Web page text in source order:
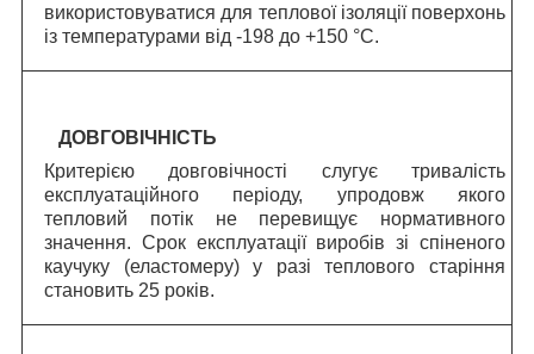
використовуватися для теплової ізоляції поверхонь
із температурами від -198 до +150 °C.
ДОВГОВІЧНІСТЬ
Критерією довговічності слугує тривалість
експлуатаційного періоду, упродовж якого
тепловий потік не перевищує нормативного
значення. Cрок експлуатації виробів зі спіненого
каучуку (еластомеру) у разі теплового старіння
становить 25 років.